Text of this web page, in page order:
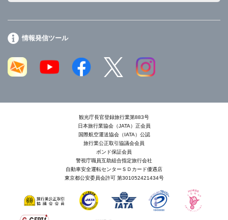
情報発信ツール
観光庁長官登録旅行業第883号
日本旅行業協会（JATA）正会員
国際航空運送協会（IATA）公認
旅行業公正取引協議会会員
ボンド保証会員
警視庁職員互助組合指定旅行会社
自動車安全運転センターＳＤカード優遇店
東京都公安委員会許可 第301052421434号